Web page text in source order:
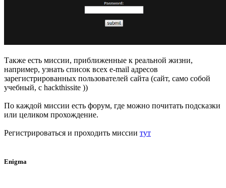
Также есть миссии, приближенные к реальной жизни,
например, узнать список всех e-mail адресов
зарегистрированных пользователей сайта (сайт, само собой
учебный, с hackthissite ))
По каждой миссии есть форум, где можно почитать подсказки
или целиком прохождение.
Регистрироваться и проходить миссии тут
Enigma